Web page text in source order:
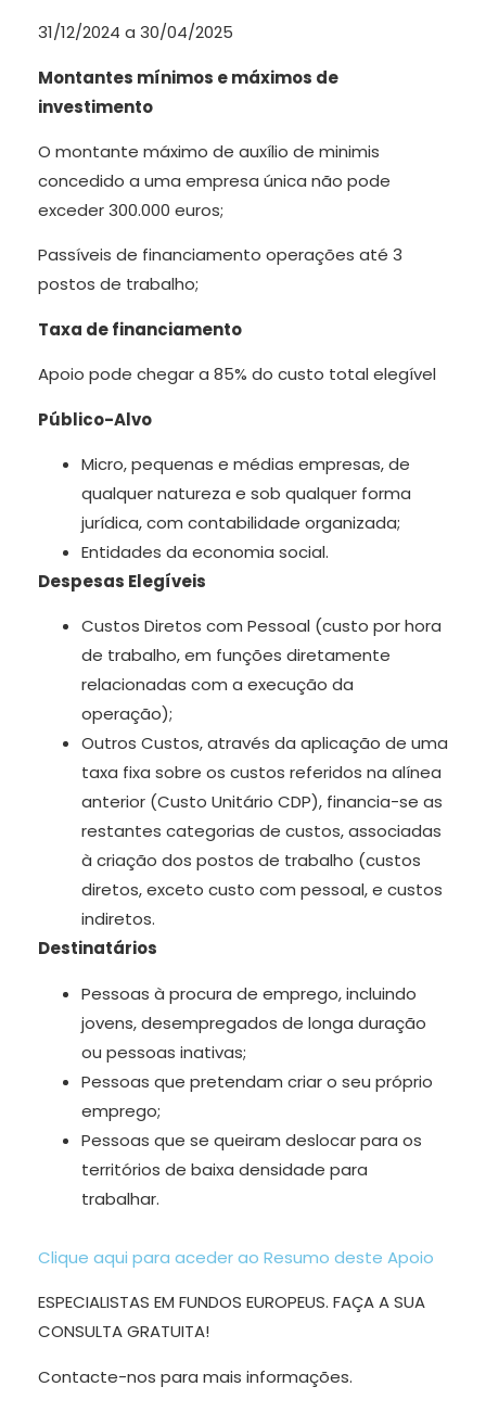
31/12/2024 a 30/04/2025
Montantes mínimos e máximos de
investimento
O montante máximo de auxílio de minimis
concedido a uma empresa única não pode
exceder 300.000 euros;
Passíveis de financiamento operações até 3
postos de trabalho;
Taxa de financiamento
Apoio pode chegar a 85% do custo total elegível
Público-Alvo
Micro, pequenas e médias empresas, de
qualquer natureza e sob qualquer forma
jurídica, com contabilidade organizada;
Entidades da economia social.
Despesas Elegíveis
Custos Diretos com Pessoal (custo por hora
de trabalho, em funções diretamente
relacionadas com a execução da
operação);
Outros Custos, através da aplicação de uma
taxa fixa sobre os custos referidos na alínea
anterior (Custo Unitário CDP), financia-se as
restantes categorias de custos, associadas
à criação dos postos de trabalho (custos
diretos, exceto custo com pessoal, e custos
indiretos.
Destinatários
Pessoas à procura de emprego, incluindo
jovens, desempregados de longa duração
ou pessoas inativas;
Pessoas que pretendam criar o seu próprio
emprego;
Pessoas que se queiram deslocar para os
territórios de baixa densidade para
trabalhar.
Clique aqui para aceder ao Resumo deste Apoio
ESPECIALISTAS EM FUNDOS EUROPEUS. FAÇA A SUA
CONSULTA GRATUITA!
Contacte-nos para mais informações.